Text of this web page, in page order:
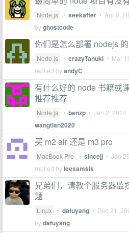
Node.js • seekafter • Apr 3,
byghostcode
你们是怎么部署 nodejs 的
Node.js • crazyTanuki • Mar
replied byandyC
有什么好的 node 书籍或
推荐推荐
Node.js • benzp • Jan 2, 2024
wangtian2020
买 m2 air 还是 m3 pro
MacBook Pro • sincejj • Jan
replied byleesamsik
兄弟们，请教个服务器监
题
Linux • dafuyang • Dec 21,
bydafuyang